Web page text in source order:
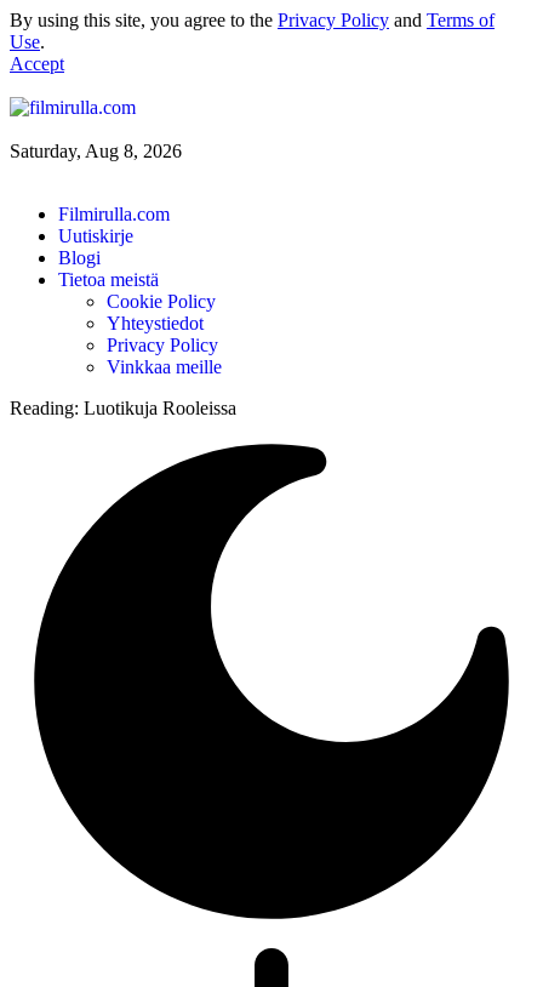
By using this site, you agree to the Privacy Policy and Terms of
Use.
Accept
Saturday, Aug 8, 2026
Filmirulla.com
Uutiskirje
Blogi
Tietoa meistä
Cookie Policy
Yhteystiedot
Privacy Policy
Vinkkaa meille
Reading: Luotikuja Rooleissa